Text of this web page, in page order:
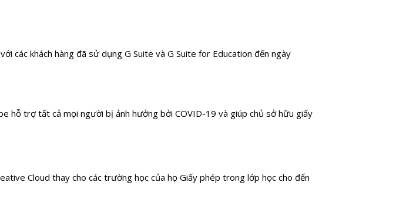
các khách hàng đã sử dụng G Suite và G Suite for Education đến ngày
hỗ trợ tất cả mọi người bị ảnh hưởng bởi COVID-19 và giúp chủ sở hữu giấy
Cloud thay cho các trường học của họ Giấy phép trong lớp học cho đến